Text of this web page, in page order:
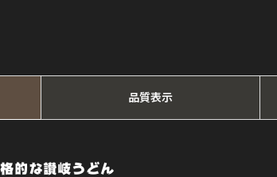
品質表示
的な讃岐うどん